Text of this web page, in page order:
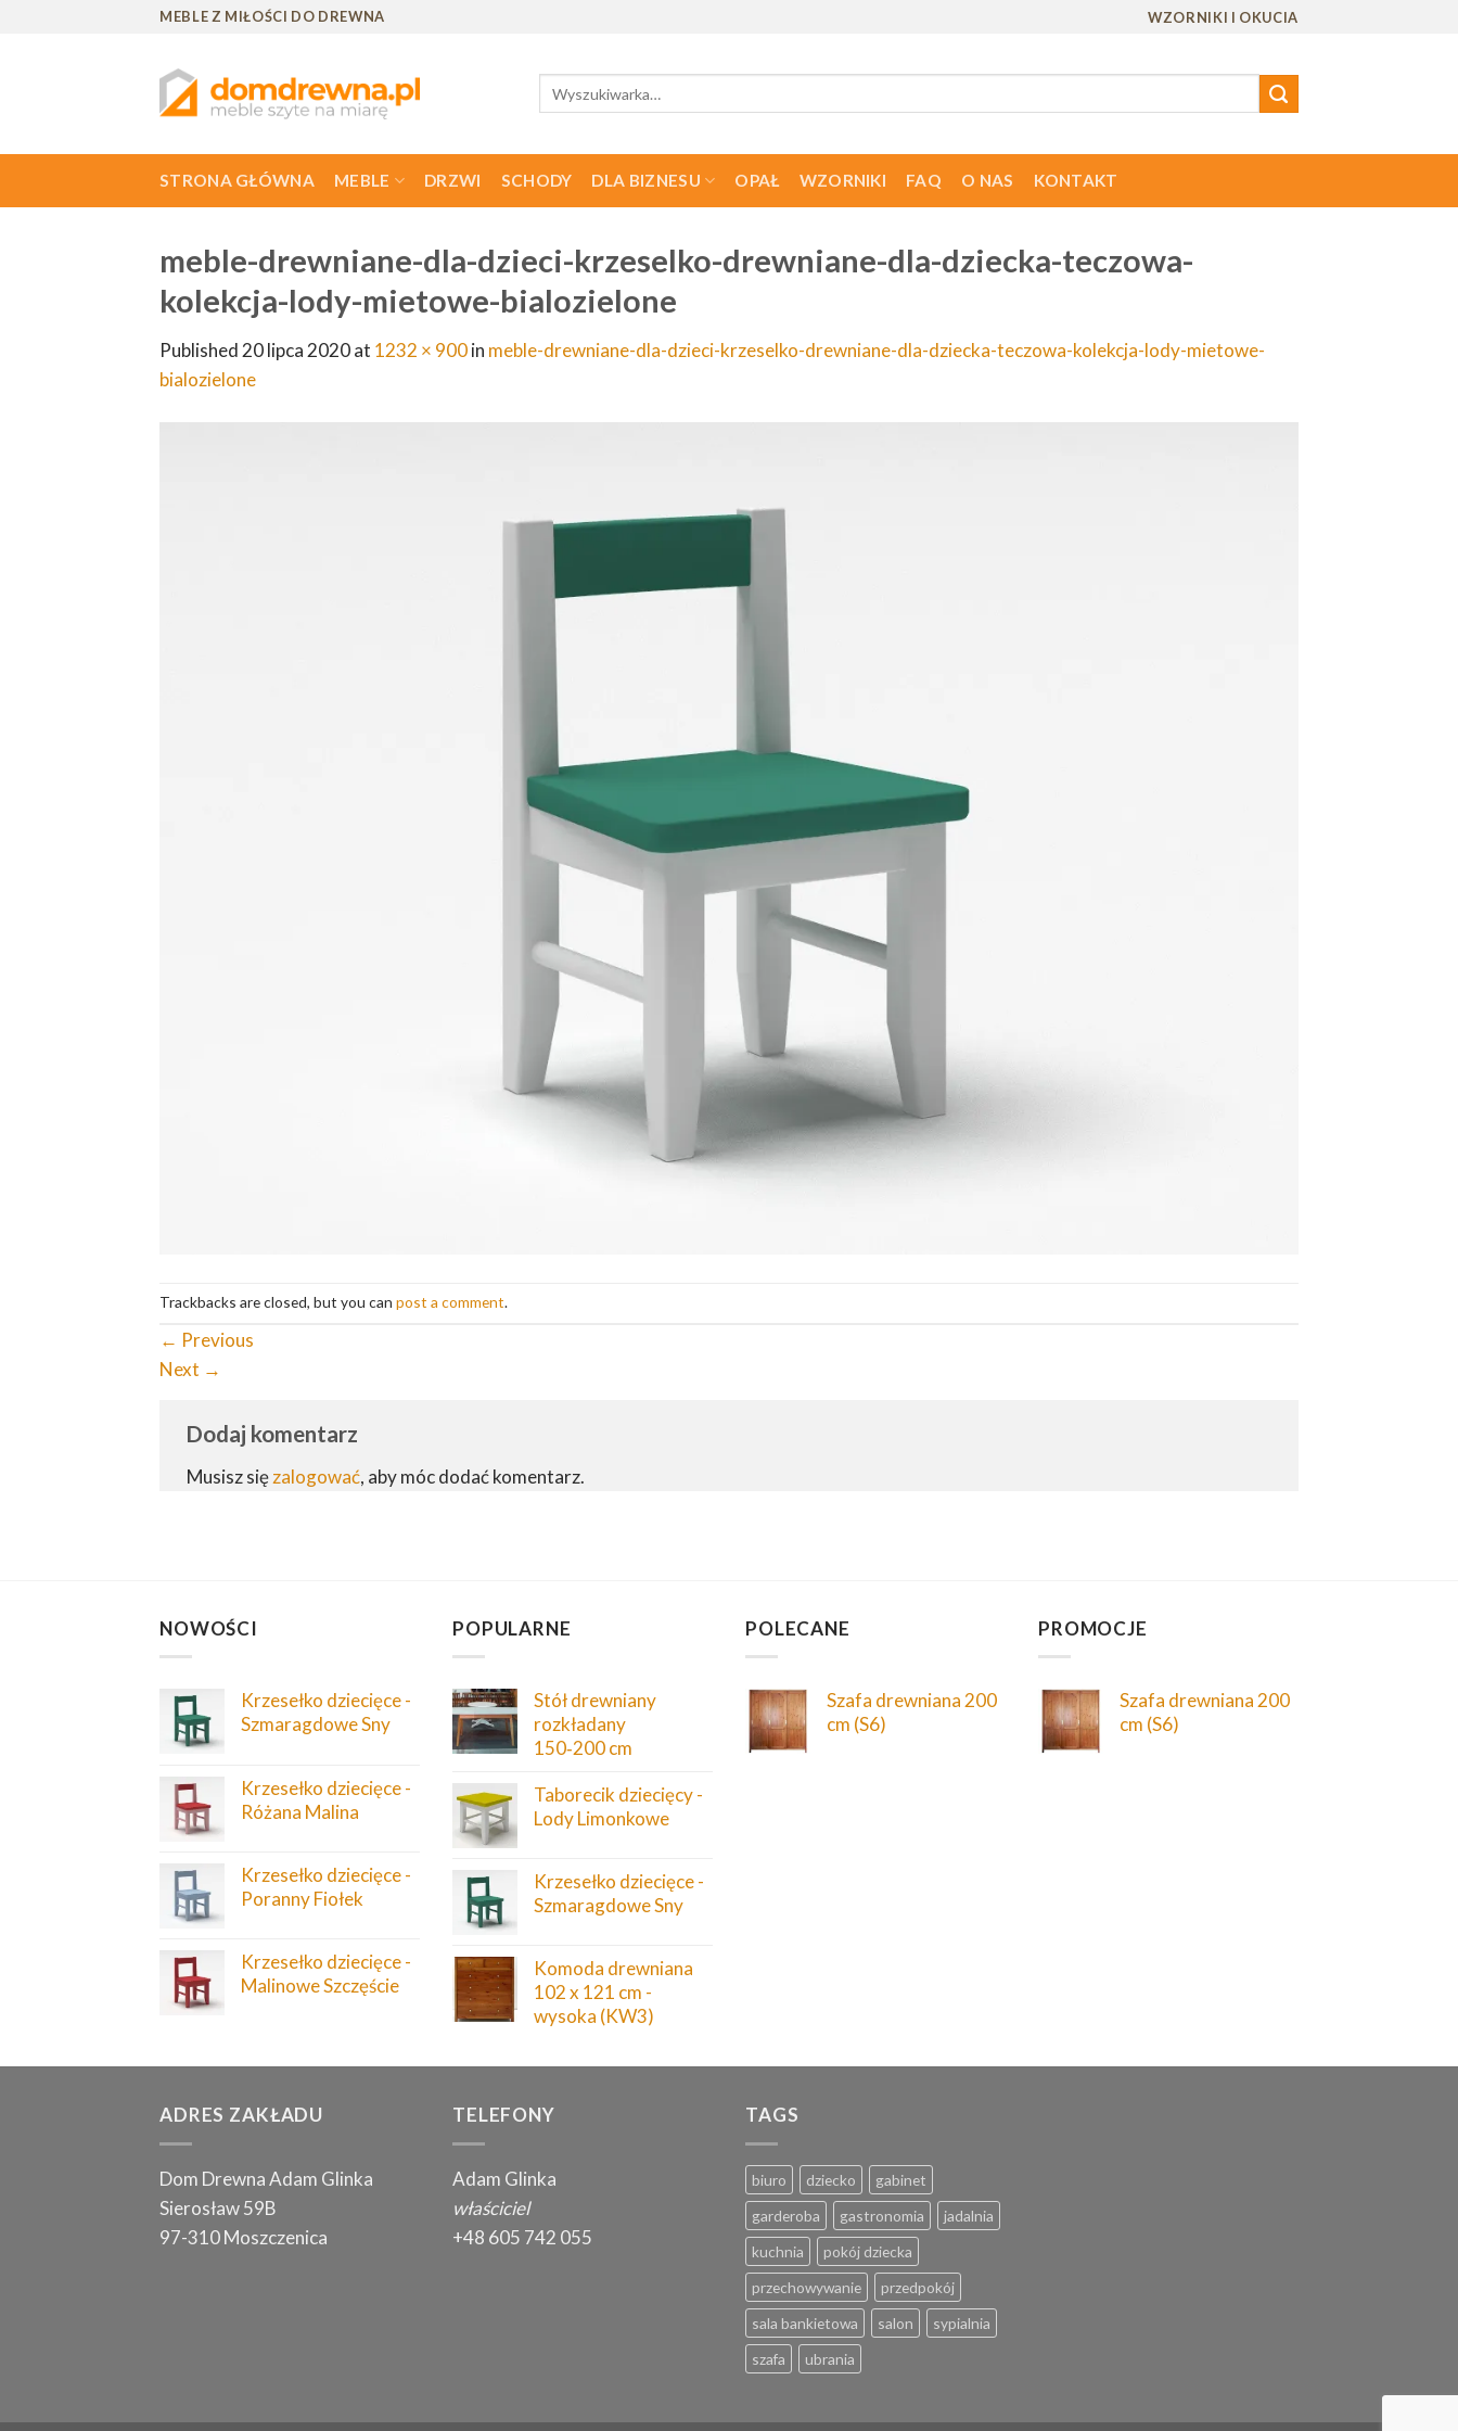
MEBLE Z MIŁOŚCI DO DREWNA WZORNIKI I OKUCIA
STRONA GŁÓWNA MEBLE DRZWI SCHODY DLA BIZNESU OPAŁ WZORNIKI FAQ O NAS KONTAKT
meble-drewniane-dla-dzieci-krzeselko-drewniane-dla-dziecka-teczowa-
kolekcja-lody-mietowe-bialozielone
Published20 lipca 2020at 1232 × 900in meble-drewniane-dla-dzieci-krzeselko-drewniane-dla-dziecka-teczowa-kolekcja-lody-mietowe-
bialozielone
Trackbacks are closed, but you can post a comment.
← Previous
Next →
Dodaj komentarz
Musisz sięzalogować, aby móc dodać komentarz.
NOWOŚCI
Krzesełko dziecięce -
Szmaragdowe Sny
Krzesełko dziecięce -
Różana Malina
Krzesełko dziecięce -
Poranny Fiołek
Krzesełko dziecięce -
Malinowe Szczęście
POPULARNE
Stół drewniany
rozkładany
150‑200 cm
Taborecik dziecięcy -
Lody Limonkowe
Krzesełko dziecięce -
Szmaragdowe Sny
Komoda drewniana
102 x 121 cm -
wysoka (KW3)
POLECANE
Szafa drewniana 200
cm (S6)
PROMOCJE
Szafa drewniana 200
cm (S6)
ADRES ZAKŁADU
Dom Drewna Adam Glinka
Sierosław 59B
97-310 Moszczenica
TELEFONY
Adam Glinka
właściciel
+48 605 742 055
TAGS
biuro dziecko
gabinet
garderoba
gastronomia
jadalnia
kuchnia
pokój dziecka
przechowywanie
przedpokój
sala bankietowa
salon
sypialnia
szafa
ubrania